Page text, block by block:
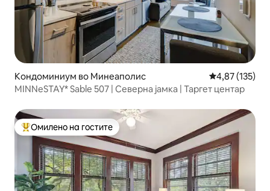
Кондоминиум во Минеаполис Просечна
4,87 (135)
MINNeSTAY* Sable 507 | Северна јамка | Таргет центар
Меѓу најуспешните „Омилени на гостите“
Омилено на гостите